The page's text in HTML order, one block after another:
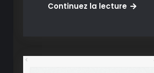
Continuez la lectureMult
une